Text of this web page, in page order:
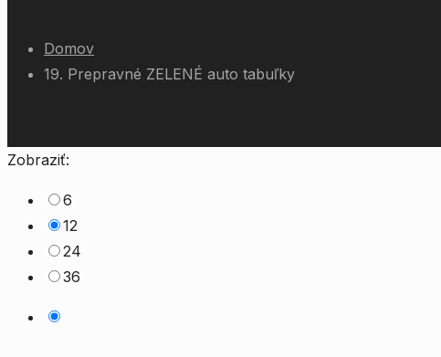
Domov
19. Prepravné ZELENÉ auto tabuľky
Zobraziť:
6
12
24
36